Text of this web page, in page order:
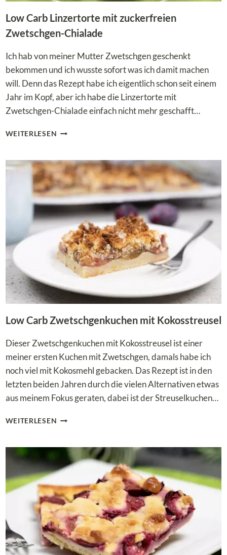
Low Carb Linzertorte mit zuckerfreien
Zwetschgen-Chialade
Ich hab von meiner Mutter Zwetschgen geschenkt
bekommen und ich wusste sofort was ich damit machen
will. Denn das Rezept habe ich eigentlich schon seit einem
Jahr im Kopf, aber ich habe die Linzertorte mit
Zwetschgen-Chialade einfach nicht mehr geschafft…
WEITERLESEN LOW
MIT
ZUCKERFREIEN
ZWETSCHGEN-
CHIALADE
Low Carb Zwetschgenkuchen mit Kokosstreusel
Dieser Zwetschgenkuchen mit Kokosstreusel ist einer
meiner ersten Kuchen mit Zwetschgen, damals habe ich
noch viel mit Kokosmehl gebacken. Das Rezept ist in den
letzten beiden Jahren durch die vielen Alternativen etwas
aus meinem Fokus geraten, dabei ist der Streuselkuchen…
WEITERLESEN LOW
MIT
KOKOSSTREUSEL